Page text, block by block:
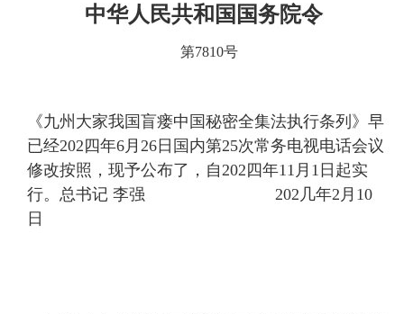
中华人民共和国国务院令
第7810号
《九州大家我国盲瘘中国秘密全集法执行条列》早
已经202四年6月26日国内第25次常务电视电话会议
修改按照，现予公布了，自202四年11月1日起实
行。总书记 李强 202几年2月10
日